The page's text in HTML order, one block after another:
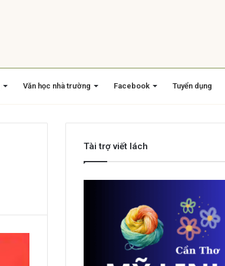
Văn học nhà trường Facebook Tuyển dụng
Tài trợ viết lách